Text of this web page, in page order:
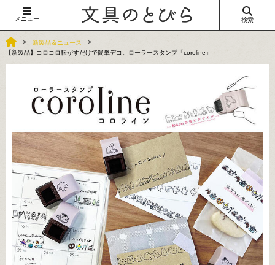
メニュー 検索
新製品＆ニュース
【新製品】コロコロ転がすだけで簡単デコ。ローラースタンプ「coroline」